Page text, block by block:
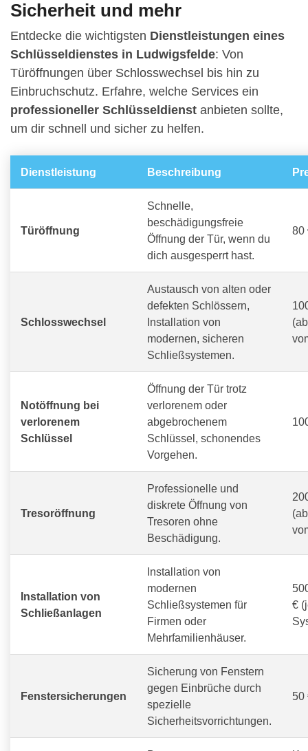
Sicherheit und mehr
Entdecke die wichtigsten Dienstleistungen eines
Schlüsseldienstes in Ludwigsfelde: Von
Türöffnungen über Schlosswechsel bis hin zu
Einbruchschutz. Erfahre, welche Services ein
professioneller Schlüsseldienst anbieten sollte,
um dir schnell und sicher zu helfen.
Dienstleistung Beschreibung
Türöffnung
Schnelle,
beschädigungsfreie
Öffnung der Tür, wenn du
dich ausgesperrt hast.
80
Schlosswechsel
Austausch von alten oder
defekten Schlössern,
Installation von
modernen, sicheren
Schließsystemen.
Notöffnung bei
verlorenem
Schlüssel
Öffnung der Tür trotz
verlorenem oder
abgebrochenem
Schlüssel, schonendes
Vorgehen.
Tresoröffnung
Professionelle und
diskrete Öffnung von
Tresoren ohne
Beschädigung.
Installation von
Schließanlagen
Installation von
modernen
Schließsystemen für
Firmen oder
Mehrfamilienhäuser.
€
Fenstersicherungen
Sicherung von Fenstern
gegen Einbrüche durch
spezielle
Sicherheitsvorrichtungen.
50